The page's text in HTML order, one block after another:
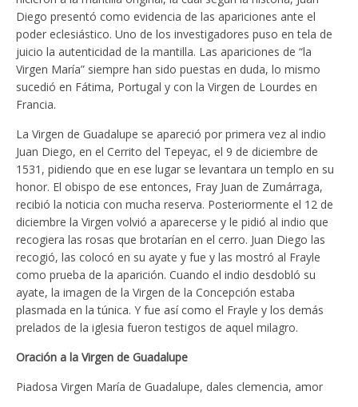
Diego presentó como evidencia de las apariciones ante el
poder eclesiástico. Uno de los investigadores puso en tela de
juicio la autenticidad de la mantilla. Las apariciones de “la
Virgen María” siempre han sido puestas en duda, lo mismo
sucedió en Fátima, Portugal y con la Virgen de Lourdes en
Francia.
La Virgen de Guadalupe se apareció por primera vez al indio
Juan Diego, en el Cerrito del Tepeyac, el 9 de diciembre de
1531, pidiendo que en ese lugar se levantara un templo en su
honor. El obispo de ese entonces, Fray Juan de Zumárraga,
recibió la noticia con mucha reserva. Posteriormente el 12 de
diciembre la Virgen volvió a aparecerse y le pidió al indio que
recogiera las rosas que brotarían en el cerro. Juan Diego las
recogió, las colocó en su ayate y fue y las mostró al Frayle
como prueba de la aparición. Cuando el indio desdobló su
ayate, la imagen de la Virgen de la Concepción estaba
plasmada en la túnica. Y fue así como el Frayle y los demás
prelados de la iglesia fueron testigos de aquel milagro.
Oración a la Virgen de Guadalupe
Piadosa Virgen María de Guadalupe, dales clemencia, amor